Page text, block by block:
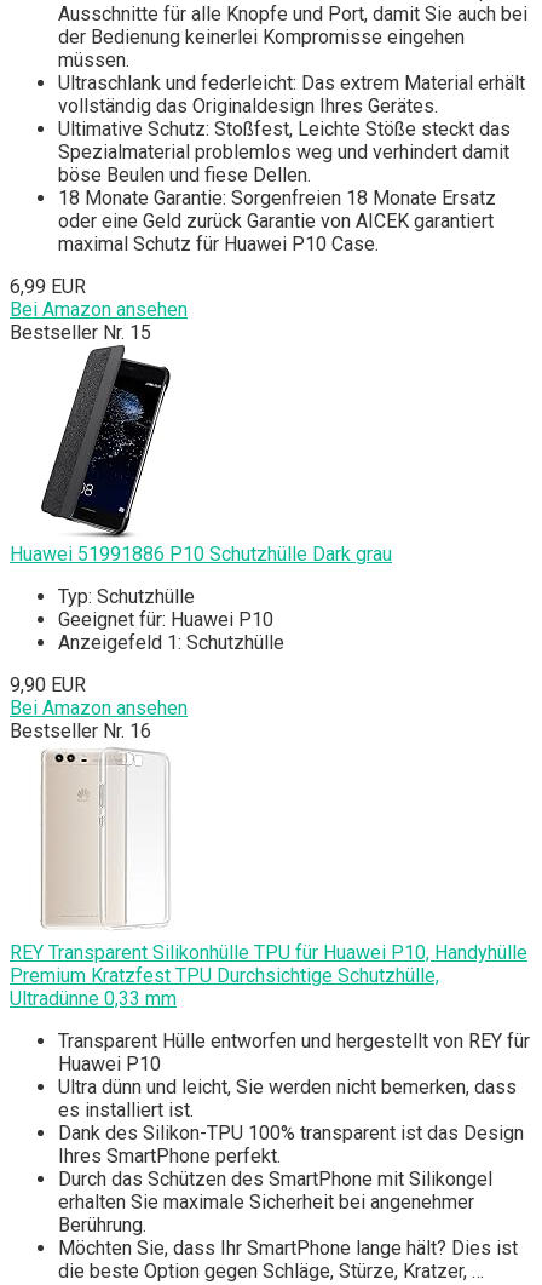
Ausschnitte für alle Knopfe und Port, damit Sie auch bei
der Bedienung keinerlei Kompromisse eingehen
müssen.
Ultraschlank und federleicht: Das extrem Material erhält
vollständig das Originaldesign Ihres Gerätes.
Ultimative Schutz: Stoßfest, Leichte Stöße steckt das
Spezialmaterial problemlos weg und verhindert damit
böse Beulen und fiese Dellen.
18 Monate Garantie: Sorgenfreien 18 Monate Ersatz
oder eine Geld zurück Garantie von AICEK garantiert
maximal Schutz für Huawei P10 Case.
6,99 EUR
Bei Amazon ansehen
Bestseller Nr. 15
Huawei 51991886 P10 Schutzhülle Dark grau
Typ: Schutzhülle
Geeignet für: Huawei P10
Anzeigefeld 1: Schutzhülle
9,90 EUR
Bei Amazon ansehen
Bestseller Nr. 16
REY Transparent Silikonhülle TPU für Huawei P10, Handyhülle
Premium Kratzfest TPU Durchsichtige Schutzhülle,
Ultradünne 0,33 mm
Transparent Hülle entworfen und hergestellt von REY für
Huawei P10
Ultra dünn und leicht, Sie werden nicht bemerken, dass
es installiert ist.
Dank des Silikon-TPU 100% transparent ist das Design
Ihres SmartPhone perfekt.
Durch das Schützen des SmartPhone mit Silikongel
erhalten Sie maximale Sicherheit bei angenehmer
Berührung.
Möchten Sie, dass Ihr SmartPhone lange hält? Dies ist
die beste Option gegen Schläge, Stürze, Kratzer, …